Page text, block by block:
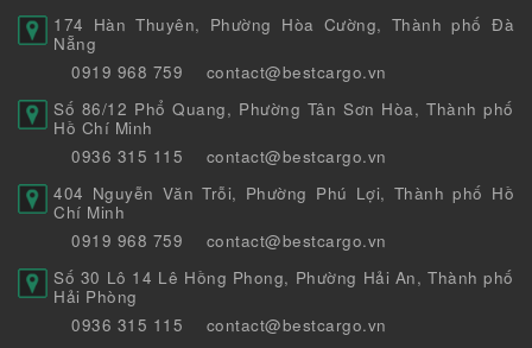
174 Hàn Thuyên, Phường Hòa Cường, Thành phố Đà
Nẵng
0919 968 759
contact@bestcargo.vn
Số 86/12 Phổ Quang, Phường Tân Sơn Hòa, Thành phố
Hồ Chí Minh
0936 315 115
contact@bestcargo.vn
404 Nguyễn Văn Trỗi, Phường Phú Lợi, Thành phố Hồ
Chí Minh
0919 968 759
contact@bestcargo.vn
Số 30 Lô 14 Lê Hồng Phong, Phường Hải An, Thành phố
Hải Phòng
0936 315 115
contact@bestcargo.vn